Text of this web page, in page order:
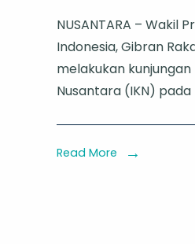
NUSANTARA – Wakil
Indonesia, Gibran
melakukan
Nusantara (IKN) pada
Read More